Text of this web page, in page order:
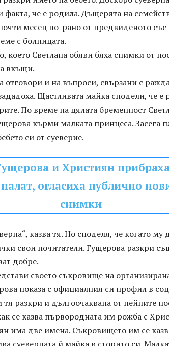
факта, че е родила. Дъщерята на
месец по-рано от предвиденото
с болницата.
което Светлана обяви бяха снимки от
вкъщи.
и на въпроси, свързани с
Щастливата майка сподели, че е
По време на цялата бременност
кърми малката принцеса. Засега
си от суеверие.
и Християн
огласиха публично
снимки
казва тя. Но споделя, че когато му
свои почитатели. Гущерова разкри
добре.
своето съкровище на
показа с официалния си профил в
разкри и дългоочаквана от нейните
се казва първородната им рожба с
има две имена. Съкровището им се